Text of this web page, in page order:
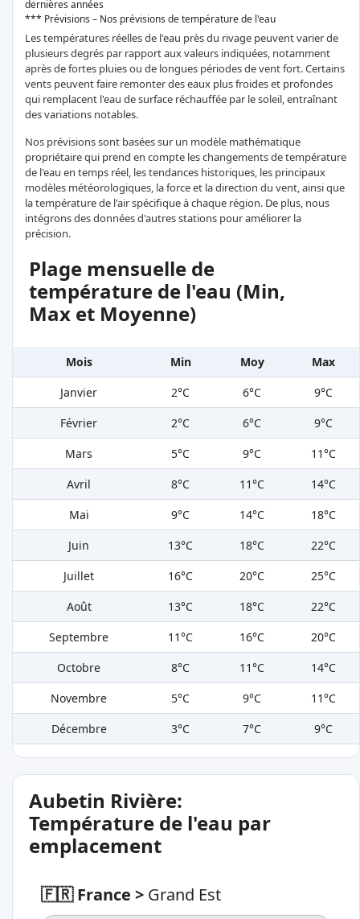
dernières années
*** Prévisions – Nos prévisions de température de l'eau
Les températures réelles de l'eau près du rivage peuvent varier de
plusieurs degrés par rapport aux valeurs indiquées, notamment
après de fortes pluies ou de longues périodes de vent fort. Certains
vents peuvent faire remonter des eaux plus froides et profondes
qui remplacent l'eau de surface réchauffée par le soleil, entraînant
des variations notables.
Nos prévisions sont basées sur un modèle mathématique
propriétaire qui prend en compte les changements de température
de l'eau en temps réel, les tendances historiques, les principaux
modèles météorologiques, la force et la direction du vent, ainsi que
la température de l'air spécifique à chaque région. De plus, nous
intégrons des données d'autres stations pour améliorer la
précision.
Plage mensuelle de
température de l'eau (Min,
Max et Moyenne)
Mois Min Moy
Max
Janvier
2°C 6°C
9°C
Février
2°C 6°C
9°C
Mars
5°C 9°C
11°C
Avril
8°C 11°C
14°C
Mai
9°C 14°C
18°C
Juin
13°C 18°C
22°C
Juillet
16°C 20°C
25°C
Août
13°C 18°C
22°C
Septembre
11°C 16°C
20°C
Octobre
8°C 11°C
14°C
Novembre
5°C 9°C
11°C
Décembre
3°C 7°C 9°C
Aubetin Rivière:
Température de l'eau par
emplacement
🇫🇷 France > Grand Est